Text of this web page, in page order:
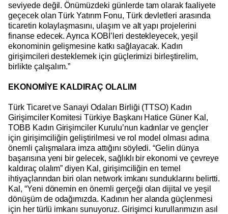
seviyede değil. Önümüzdeki günlerde tam olarak faaliyete
geçecek olan Türk Yatırım Fonu, Türk devletleri arasında
ticaretin kolaylaşmasını, ulaşım ve alt yapı projelerini
finanse edecek. Ayrıca KOBİ’leri destekleyecek, yeşil
ekonominin gelişmesine katkı sağlayacak. Kadın
girişimcileri desteklemek için güçlerimizi birleştirelim,
birlikte çalışalım.”
EKONOMİYE KALDIRAÇ OLALIM
Türk Ticaret ve Sanayi Odaları Birliği (TTSO) Kadın
Girişimciler Komitesi Türkiye Başkanı Hatice Güner Kal,
TOBB Kadın Girişimciler Kurulu’nun kadınlar ve gençler
için girişimciliğin geliştirilmesi ve rol model olması adına
önemli çalışmalara imza attığını söyledi. “Gelin dünya
başarısına yeni bir gelecek, sağlıklı bir ekonomi ve çevreye
kaldıraç olalım” diyen Kal, girişimciliğin en temel
ihtiyaçlarından biri olan network imkanı sunduklarını belirtti.
Kal, “Yeni dönemin en önemli gerçeği olan dijital ve yeşil
dönüşüm de odağımızda. Kadının her alanda güçlenmesi
için her türlü imkanı sunuyoruz. Girişimci kurullarımızın asıl